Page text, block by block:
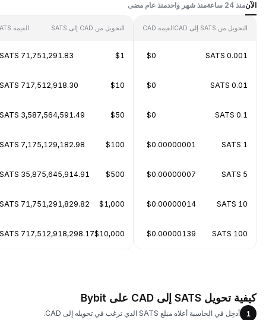
الآنمنذ 24 ساعة منذ شهر واحدمنذ عام مضى
التحويل من SATS إلى CAD القيمة CAD
0.001 SATS
$0
0.01 SATS
$0
0.1 SATS
$0
1 SATS
$0.00000001
5 SATS
$0.00000007
10 SATS
$0.00000014
100 SATS
$0.00000139
التحويل من CAD إلى SATS القيمة SATS
$1
71,751,291.83 SATS
$10
717,512,918.30 SATS
$50
3,587,564,591.49 SATS
$100
7,175,129,182.98 SATS
$500
35,875,645,914.91 SATS
$1,000
71,751,291,829.82 SATS
$10,000
717,512,918,298.17 SATS
كيفية تحويل SATS إلى CAD على Bybit
1
أدخِل في الحاسبة أعلاه مبلغ SATS الذي ترغب في تحويله إلى CAD.